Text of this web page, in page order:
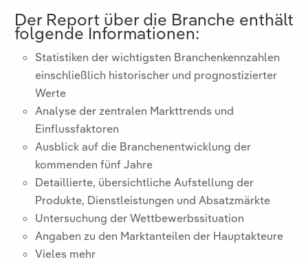
Der Report über die Branche enthält
folgende Informationen:
Statistiken der wichtigsten Branchenkennzahlen
einschließlich historischer und prognostizierter
Werte
Analyse der zentralen Markttrends und
Einflussfaktoren
Ausblick auf die Branchenentwicklung der
kommenden fünf Jahre
Detaillierte, übersichtliche Aufstellung der
Produkte, Dienstleistungen und Absatzmärkte
Untersuchung der Wettbewerbssituation
Angaben zu den Marktanteilen der Hauptakteure
Vieles mehr